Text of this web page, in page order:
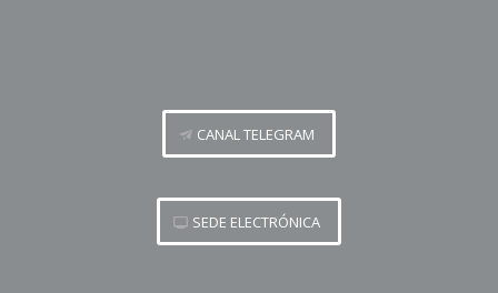
CANAL TELEGRAM
SEDE ELECTRÓNICA